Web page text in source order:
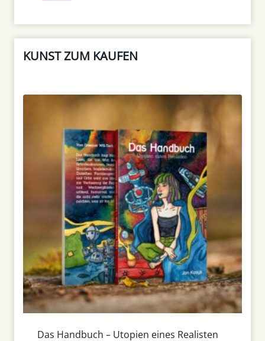
KUNST ZUM KAUFEN
Das Handbuch – Utopien eines Realisten